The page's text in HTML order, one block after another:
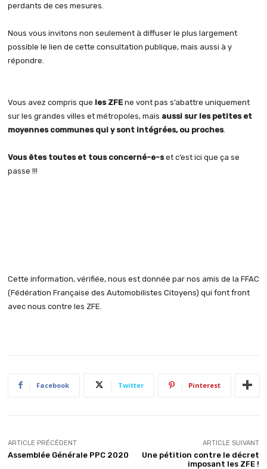
perdants de ces mesures.
Nous vous invitons non seulement à diffuser le plus largement
possible le lien de cette consultation publique, mais aussi à y
répondre.
Vous avez compris que les ZFEne vont pas s’abattre uniquement
sur les grandes villes et métropoles, mais aussi sur les petites et
moyennes communes qui y sont intégrées, ou proches.
Vous êtes toutes et tous concerné-e-set c’est ici que ça se
passe !!!
Cette information, vérifiée, nous est donnée par nos amis de la FFAC
(Fédération Française des Automobilistes Citoyens) qui font front
avec nous contre les ZFE.
Facebook Twitter Pinterest
ARTICLE PRÉCÉDENT
Assemblée Générale PPC 2020
ARTICLE SUIVANT
Une pétition contre le décret
imposant les ZFE !